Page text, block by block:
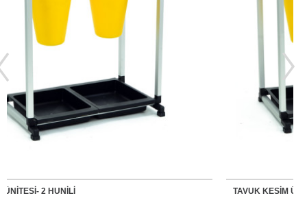
TAVUK KESIM ÜNITESI- 3 HUNILI